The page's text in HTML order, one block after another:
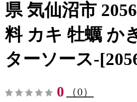
県 気仙沼市
料 カキ 牡蠣 か
ターソース-
0 （0）